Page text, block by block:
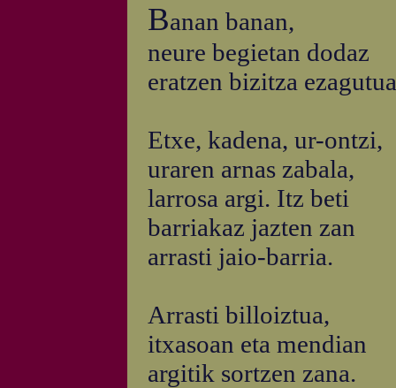
Banan banan,
neure begietan dodaz
eratzen bizitza
Etxe, kadena, ur-ontzi,
uraren arnas zabala,
larrosa argi. Itz beti
barriakaz jazten zan
arrasti jaio-barria.
Arrasti billoiztua,
itxasoan eta mendian
argitik sortzen zana.